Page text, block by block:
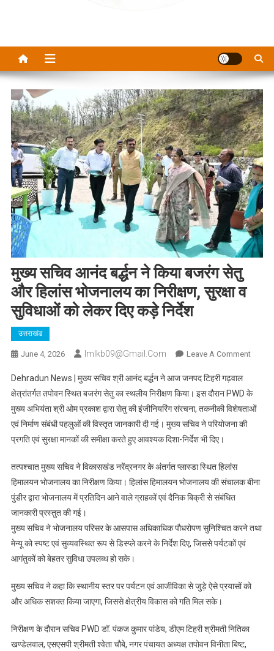
मुख्य सचिव आनंद बर्द्धन ने किया बजरंग सेतु
और हिलांस भोजनालय का निरीक्षण, सुरक्षा व
सुविधाओं को लेकर दिए कड़े निर्देश
उत्तराखंड
June 4, 2026 Imlkb09@gmail.com Leave A CommentOn
आनंद
बर्द्धन
और
Dehradun News | मुख्य सचिव श्री आनंद बर्द्धन ने आज जनपद टिहरी गढ़वाल
क्षेत्रांतर्गत तपोवन स्थित बजरंग सेतु का स्थलीय निरीक्षण किया। इस दौरान PWD के
मुख्य अभियंता श्री ओम प्रकाश द्वारा सेतु की इंजीनियरिंग संरचना, तकनीकी विशेषताओं
एवं निर्माण संबंधी पहलुओं की विस्तृत जानकारी दी गई। मुख्य सचिव ने परियोजना की
प्रगति एवं सुरक्षा मानकों की समीक्षा करते हुए आवश्यक दिशा-निर्देश भी दिए।
तत्पश्चात मुख्य सचिव ने विकासखंड नरेंद्रनगर के अंतर्गत प्लास्डा स्थित हिलांस
हिमालयन भोजनालय का निरीक्षण किया। हिलांस हिमालयन भोजनालय की संचालक बीना
पुंडीर द्वारा भोजनालय में प्रतिदिन आने वाले ग्राहकों एवं दैनिक बिक्री से संबंधित
जानकारी प्रस्तुत की गई।
मुख्य सचिव ने भोजनालय परिसर के आसपास अधिकाधिक पौधरोपण सुनिश्चित करने तथा
मेन्यू को स्पष्ट एवं सुव्यवस्थित रूप से डिस्प्ले करने के निर्देश दिए, जिससे पर्यटकों एवं
आगंतुकों को बेहतर सुविधा उपलब्ध हो सके।
मुख्य सचिव ने कहा कि स्थानीय स्तर पर पर्यटन एवं आजीविका से जुड़े ऐसे प्रयासों को
और अधिक सशक्त किया जाएगा, जिससे क्षेत्रीय विकास को गति मिल सके।
निरीक्षण के दौरान सचिव PWD डॉ. पंकज कुमार पांडेय, डीएम टिहरी श्रीमती नितिका
खण्डेलवाल, एसएसपी श्रीमती श्वेता चौबे, नगर पंचायत अध्यक्ष तपोवन विनीता बिष्ट,